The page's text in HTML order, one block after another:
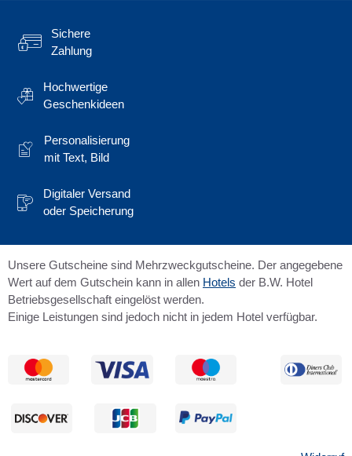
Sichere
Zahlung
Hochwertige
Geschenkideen
Personalisierung
mit Text, Bild
Digitaler Versand
oder Speicherung
Unsere Gutscheine sind Mehrzweckgutscheine. Der angegebene
Wert auf dem Gutschein kann in allen Hotels der B.W. Hotel
Betriebsgesellschaft eingelöst werden.
Einige Leistungen sind jedoch nicht in jedem Hotel verfügbar.